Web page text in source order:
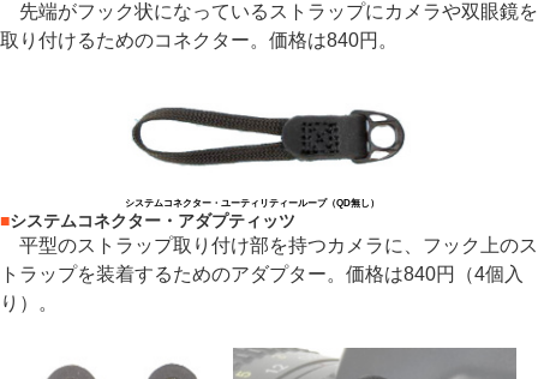
先端がフック状になっているストラップにカメラや双眼鏡を
取り付けるためのコネクター。価格は840円。
システムコネクター・ユーティリティーループ（QD無し）
■システムコネクター・アダプティッツ
平型のストラップ取り付け部を持つカメラに、フック上のス
トラップを装着するためのアダプター。価格は840円（4個入
り）。